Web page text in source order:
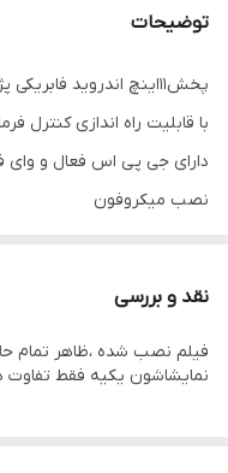
دارد
حافظه داخلی 16 و 32 گیگ
اقلام همراه کالا
توضیحات
پخش11اینچ اندروید فابریکی پژو 405 و پارس داشبرد جدید
با قابلیت راه اندازی کنترل
دارای جی پی اس فعال و وای
نصب میکروفون
دارای 2 پورت usb قوی جهت شارژ کردن موبایل و پخش موسیقی
قابلیت نصب دوربین دنده عقب و
نقد و بررسی
فیلم نصب شده ،ظاهر تمام
نمایشاشون یکیه فقط